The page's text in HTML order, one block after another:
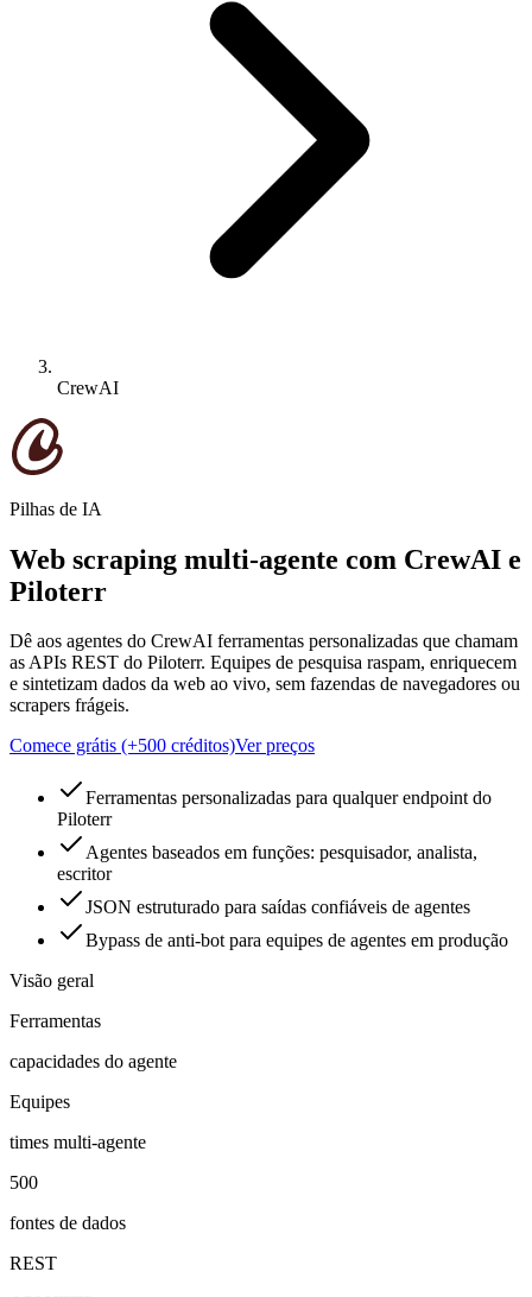
CrewAI
Pilhas de IA
Web scraping multi-agente com CrewAI e
Piloterr
Dê aos agentes do CrewAI ferramentas personalizadas que chamam
as APIs REST do Piloterr. Equipes de pesquisa raspam, enriquecem
e sintetizam dados da web ao vivo, sem fazendas de navegadores ou
scrapers frágeis.
Comece grátis (+500 créditos)Ver preços
Ferramentas personalizadas para qualquer endpoint do
Piloterr
Agentes baseados em funções: pesquisador, analista,
escritor
JSON estruturado para saídas confiáveis de agentes
Bypass de anti-bot para equipes de agentes em produção
Visão geral
Ferramentas
capacidades do agente
Equipes
times multi-agente
500
fontes de dados
REST